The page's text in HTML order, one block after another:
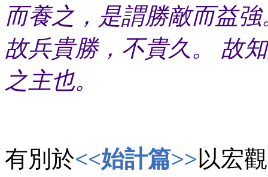
而養之，是謂勝敵而益強
故兵貴勝，不貴久。 故
之主也。
有別於<<始計篇>>以宏